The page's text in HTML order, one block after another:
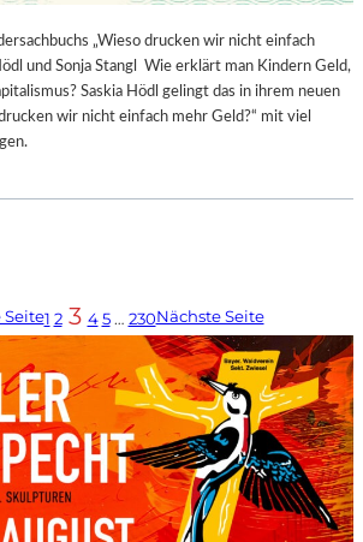
„Wieso drucken wir nicht einfach
und Sonja Stangl Wie erklärt man Kindern Geld,
Saskia Hödl gelingt das in ihrem neuen
wir nicht einfach mehr Geld?“ mit viel
Seite1 2 3 4 5 … 230Nächste Seite